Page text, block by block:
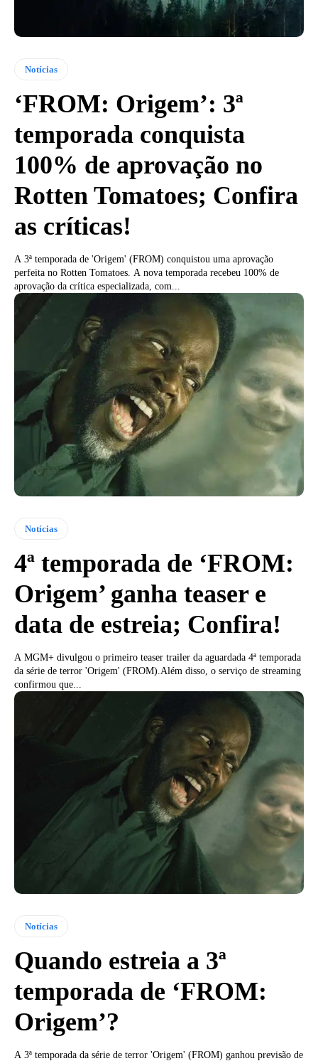
Notícias
‘FROM: Origem’: 3ª
temporada conquista
100% de aprovação no
Rotten Tomatoes; Confira
as críticas!
A 3ª temporada de 'Origem' (FROM) conquistou uma aprovação
perfeita no Rotten Tomatoes. A nova temporada recebeu 100% de
aprovação da crítica especializada, com...
Notícias
4ª temporada de ‘FROM:
Origem’ ganha teaser e
data de estreia; Confira!
A MGM+ divulgou o primeiro teaser trailer da aguardada 4ª temporada
da série de terror 'Origem' (FROM).Além disso, o serviço de streaming
confirmou que...
Notícias
Quando estreia a 3ª
temporada de ‘FROM:
Origem’?
A 3ª temporada da série de terror 'Origem' (FROM) ganhou previsão de